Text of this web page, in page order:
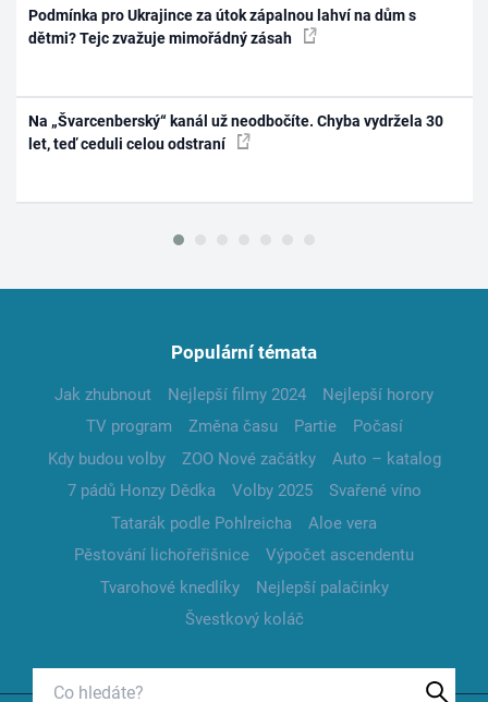
Podmínka pro Ukrajince za útok zápalnou lahví na dům s
dětmi? Tejc zvažuje mimořádný zásah
Na „Švarcenberský“ kanál už neodbočíte. Chyba vydržela 30
let, teď ceduli celou odstraní
Populární témata
Jak zhubnout Nejlepší filmy 2024
Nejlepší horory
TV program
Změna času Partie
Počasí
Kdy budou volby
ZOO Nové začátky
Auto – katalog
7 pádů Honzy Dědka
Volby 2025
Svařené víno
Tatarák podle Pohlreicha
Aloe vera
Pěstování lichořeřišnice
Výpočet ascendentu
Tvarohové knedlíky
Nejlepší palačinky
Švestkový koláč